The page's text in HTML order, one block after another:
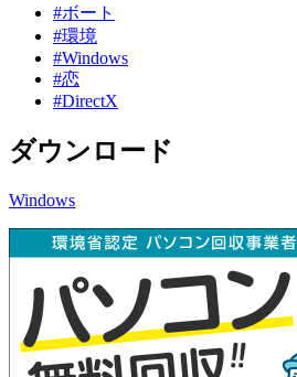
#ボート
#環境
#Windows
#恋
#DirectX
ダウンロード
Windows